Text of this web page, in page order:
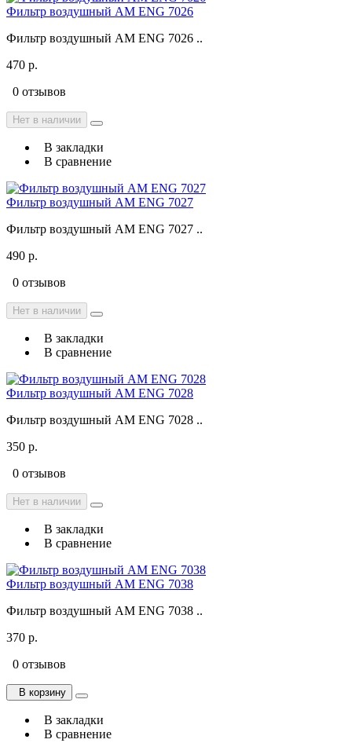
Фильтр воздушный AM ENG 7026
Фильтр воздушный AM ENG 7026 ..
470 р.
0 отзывов
Нет в наличии
В закладки
В сравнение
Фильтр воздушный AM ENG 7027
Фильтр воздушный AM ENG 7027 ..
490 р.
0 отзывов
Нет в наличии
В закладки
В сравнение
Фильтр воздушный AM ENG 7028
Фильтр воздушный AM ENG 7028 ..
350 р.
0 отзывов
Нет в наличии
В закладки
В сравнение
Фильтр воздушный AM ENG 7038
Фильтр воздушный AM ENG 7038 ..
370 р.
0 отзывов
В корзину
В закладки
В сравнение